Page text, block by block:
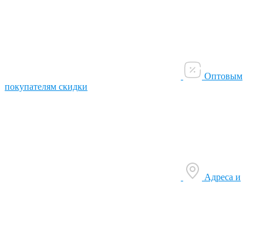
Оптовым
покупателям скидки
Адреса и